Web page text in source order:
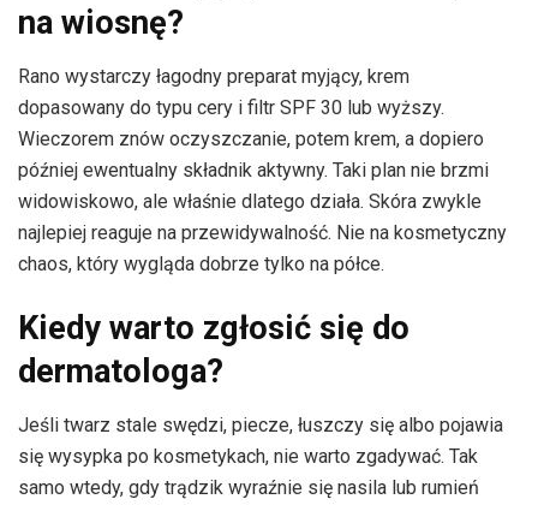
na wiosnę?
Rano wystarczy łagodny preparat myjący, krem
dopasowany do typu cery i filtr SPF 30 lub wyższy.
Wieczorem znów oczyszczanie, potem krem, a dopiero
później ewentualny składnik aktywny. Taki plan nie brzmi
widowiskowo, ale właśnie dlatego działa. Skóra zwykle
najlepiej reaguje na przewidywalność. Nie na kosmetyczny
chaos, który wygląda dobrze tylko na półce.
Kiedy warto zgłosić się do
dermatologa?
Jeśli twarz stale swędzi, piecze, łuszczy się albo pojawia
się wysypka po kosmetykach, nie warto zgadywać. Tak
samo wtedy, gdy trądzik wyraźnie się nasila lub rumień